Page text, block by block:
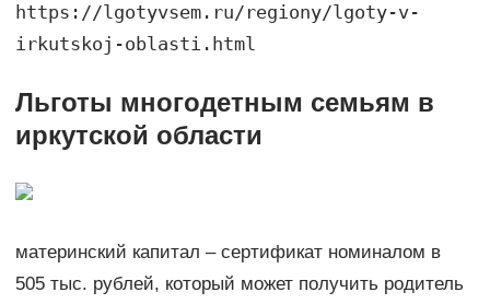
https://lgotyvsem.ru/regiony/lgoty-v-
irkutskoj-oblasti.html
Льготы многодетным семьям в
иркутской области
материнский капитал – сертификат номиналом в
505 тыс. рублей, который может получить родитель